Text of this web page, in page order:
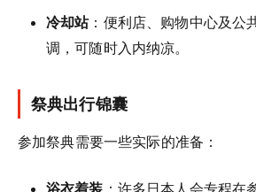
冷却站：便利店、购物中心及公
调，可随时入内纳凉。
祭典出行锦囊
参加祭典需要一些实际的准备：